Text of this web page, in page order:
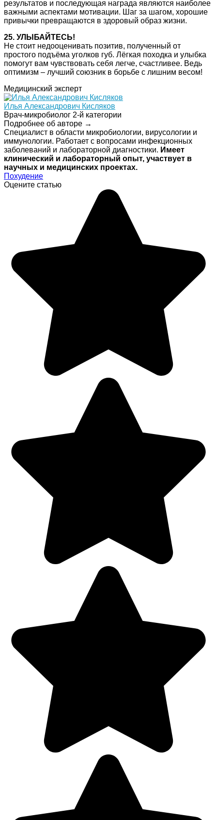
результатов и последующая награда являются наиболее
важными аспектами мотивации. Шаг за шагом, хорошие
привычки превращаются в здоровый образ жизни.
25. УЛЫБАЙТЕСЬ!
Не стоит недооценивать позитив, полученный от
простого подъёма уголков губ. Лёгкая походка и улыбка
помогут вам чувствовать себя легче, счастливее. Ведь
оптимизм – лучший союзник в борьбе с лишним весом!
Медицинский эксперт
Илья Александрович Кисляков
Врач-микробиолог 2-й категории
Подробнее об авторе →
Специалист в области микробиологии, вирусологии и
иммунологии. Работает с вопросами инфекционных
заболеваний и лабораторной диагностики. Имеет
клинический и лабораторный опыт, участвует в
научных и медицинских проектах.
Похудение
Оцените статью